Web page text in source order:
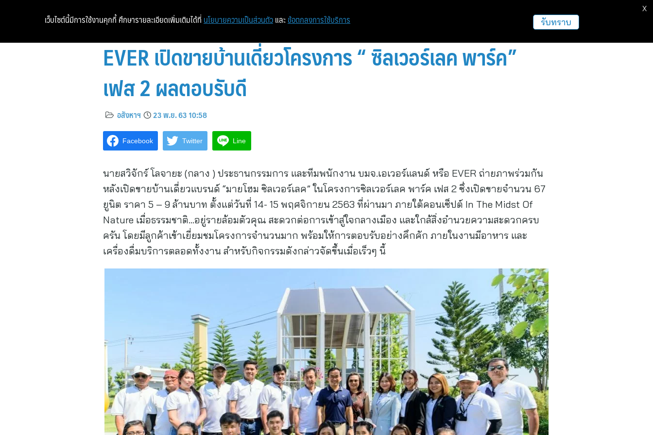
EVER เปิดขายบ้านเดี่ยวโครงการ “ ซิลเวอร์เลค พาร์ค”
เฟส 2 ผลตอบรับดี
อสังหาฯ 23 พ.ย. 63 10:58
Facebook Twitter Line
นายสวิจักร์ โลจายะ (กลาง ) ประธานกรรมการ และทีมพนักงาน บมจ.เอเวอร์แลนด์ หรือ EVER ถ่ายภาพร่วมกัน
หลังเปิดขายบ้านเดี่ยวแบรนด์ “มายโฮม ซิลเวอร์เลค” ในโครงการซิลเวอร์เลค พาร์ค เฟส 2 ซึ่งเปิดขายจำนวน 67
ยูนิต ราคา 5 – 9 ล้านบาท ตั้งแต่วันที่ 14- 15 พฤศจิกายน 2563 ที่ผ่านมา ภายใต้คอนเซ็ปต์ In The Midst Of
Nature เมื่อธรรมชาติ…อยู่รายล้อมตัวคุณ สะดวกต่อการเข้าสู่ใจกลางเมือง และใกล้สิ่งอำนวยความสะดวกครบ
ครัน โดยมีลูกค้าเข้าเยี่ยมชมโครงการจำนวนมาก พร้อมให้การตอบรับอย่างคึกคัก ภายในงานมีอาหาร และ
เครื่องดื่มบริการตลอดทั้งงาน สำหรับกิจกรรมดังกล่าวจัดขึ้นเมื่อเร็วๆ นี้
เว็บไซต์นี้มีการใช้งานคุกกี้ ศึกษารายละเอียดเพิ่มเติมได้ที่ นโยบายความเป็นส่วนตัว และ ข้อตกลงการใช้บริการ รับทราบ
X